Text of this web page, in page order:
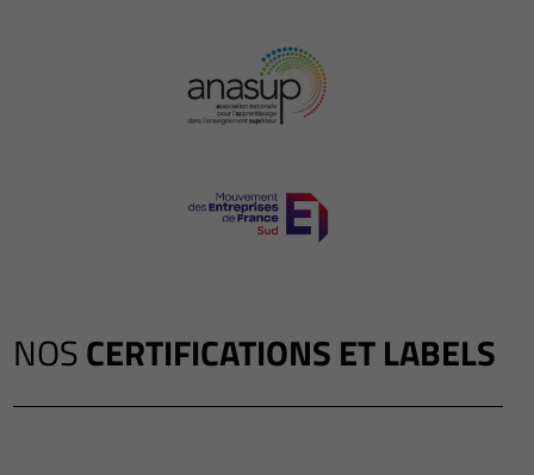
NOSCERTIFICATIONS ET LABELS